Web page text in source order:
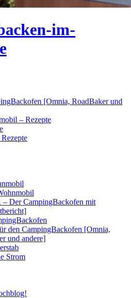
im-
[Omnia, RoadBaker und
– Rezepte
Der CampingBackofen mit
den CampingBackofen [Omnia,
und andere]
Strom